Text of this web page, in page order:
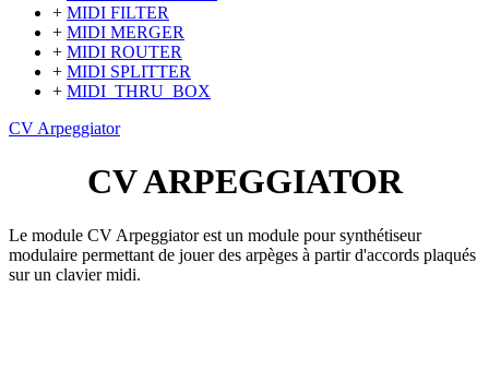
+ MIDI FILTER
+ MIDI MERGER
+ MIDI ROUTER
+ MIDI SPLITTER
+ MIDI_THRU_BOX
CV Arpeggiator
CV ARPEGGIATOR
Le module CV Arpeggiator est un module pour synthétiseur
modulaire permettant de jouer des arpèges à partir d'accords plaqués
sur un clavier midi.